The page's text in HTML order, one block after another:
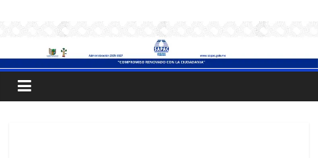
S
A